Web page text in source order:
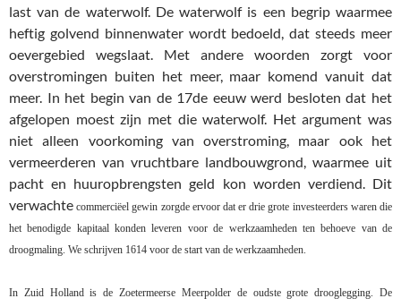
last van de waterwolf. De waterwolf is een begrip waarmee
heftig golvend binnenwater wordt bedoeld, dat steeds meer
oevergebied wegslaat. Met andere woorden zorgt voor
overstromingen buiten het meer, maar komend vanuit dat
meer. In het begin van de 17de eeuw werd besloten dat het
afgelopen moest zijn met die waterwolf. Het argument was
niet alleen voorkoming van overstroming, maar ook het
vermeerderen van vruchtbare landbouwgrond, waarmee uit
pacht en huuropbrengsten geld kon worden verdiend. Dit
verwachtecommerciëel gewin zorgde ervoor dat er drie grote investeerders waren die
het benodigde kapitaal konden leveren voor de werkzaamheden ten behoeve van de
droogmaling. We schrijven 1614 voor de start van de werkzaamheden.
In Zuid Holland is de Zoetermeerse Meerpolder de oudste grote drooglegging. De